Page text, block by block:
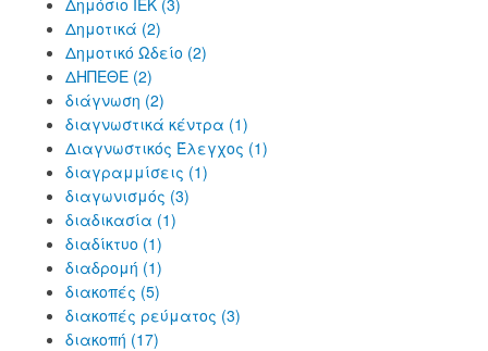
Δημόσιο ΙΕΚ (3)
Δημοτικά (2)
Δημοτικό Ωδείο (2)
ΔΗΠΕΘΕ (2)
διάγνωση (2)
διαγνωστικά κέντρα (1)
Διαγνωστικός Έλεγχος (1)
διαγραμμίσεις (1)
διαγωνισμός (3)
διαδικασία (1)
διαδίκτυο (1)
διαδρομή (1)
διακοπές (5)
διακοπές ρεύματος (3)
διακοπή (17)